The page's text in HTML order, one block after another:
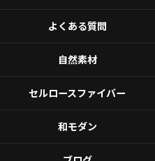
よくある質問
自然素材
セルロースファイバー
和モダン